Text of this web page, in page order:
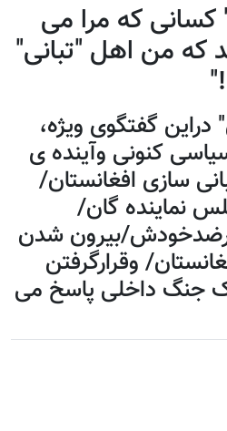
کسانی که مرا می
که من اهل "تبانی"
گفتگوی ویژه،
کنونی وآینده ی
سازی افغانستان/
نماینده گان/
بیرون شدن
وقرارگرفتن
جنگ داخلی پاسخ می